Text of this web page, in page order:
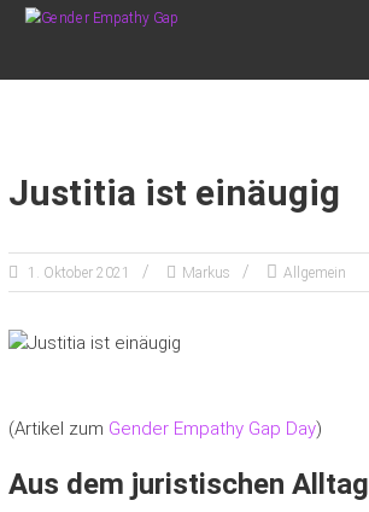
ZumGENDER EMPATHY GAP
Justitia ist einäugig
1. Oktober 2021 Markus Allgemein
(Artikel zum Gender Empathy Gap Day)
Aus dem juristischen Alltag